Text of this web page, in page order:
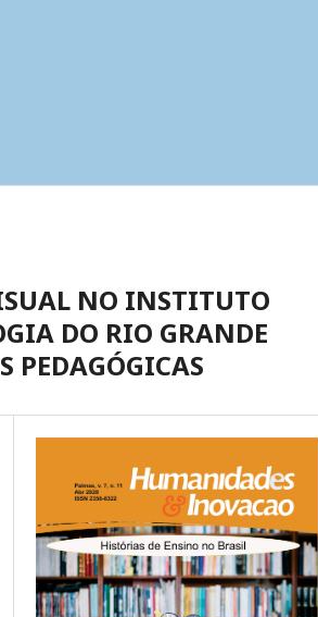
NO INSTITUTO
DO RIO GRANDE
PEDAGÓGICAS